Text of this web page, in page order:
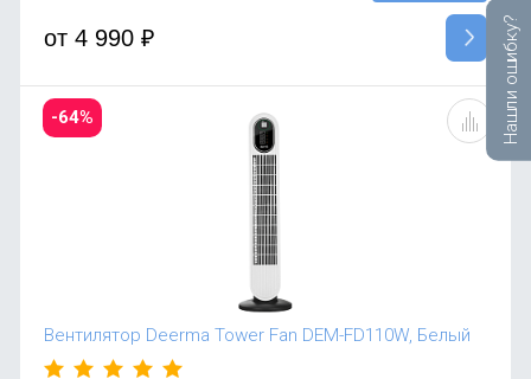
от4 990 ₽
-64%
Вентилятор Deerma Tower Fan DEM-FD110W, Белый
Нашли ошибку?